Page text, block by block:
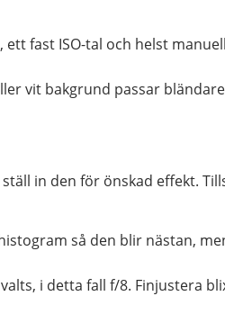
fast ISO-tal och helst
vit bakgrund passar
in den för önskad effekt.
så den blir nästan,
i detta fall f/8. Finjustera